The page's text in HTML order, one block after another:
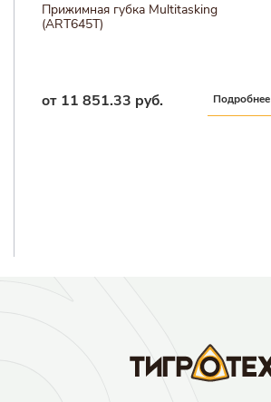
Прижимная губка Multitasking
(ART645T)
от 11 851.33 руб. Подробнее